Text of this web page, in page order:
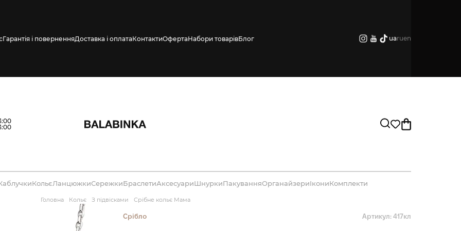
Гарантія і поверненняДоставка і оплатаКонтактиОфертаНабори товарівБлог uaruen
КольєЛанцюжкиСережкиБраслетиАксесуариШнуркиПакуванняОрганайзериІкониКомплекти
Головна Кольє З підвісками Срібне кольє Мама
Срібло Артикул: 417кл